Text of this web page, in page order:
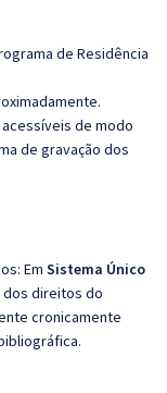
de Residência
de modo
de gravação dos
Em Sistema Único
dos direitos do
cronicamente